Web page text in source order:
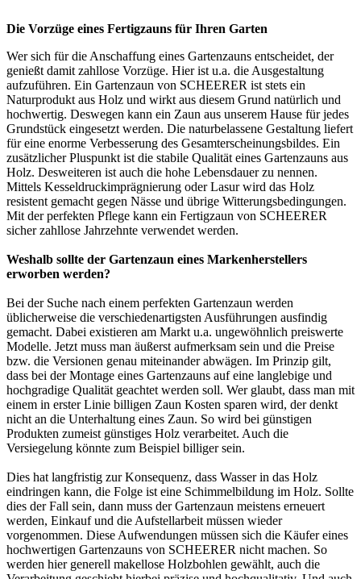
Die Vorzüge eines Fertigzauns für Ihren Garten
Wer sich für die Anschaffung eines Gartenzauns entscheidet, der
genießt damit zahllose Vorzüge. Hier ist u.a. die Ausgestaltung
aufzuführen. Ein Gartenzaun von SCHEERER ist stets ein
Naturprodukt aus Holz und wirkt aus diesem Grund natürlich und
hochwertig. Deswegen kann ein Zaun aus unserem Hause für jedes
Grundstück eingesetzt werden. Die naturbelassene Gestaltung liefert
für eine enorme Verbesserung des Gesamterscheinungsbildes. Ein
zusätzlicher Pluspunkt ist die stabile Qualität eines Gartenzauns aus
Holz. Desweiteren ist auch die hohe Lebensdauer zu nennen.
Mittels Kesseldruckimprägnierung oder Lasur wird das Holz
resistent gemacht gegen Nässe und übrige Witterungsbedingungen.
Mit der perfekten Pflege kann ein Fertigzaun von SCHEERER
sicher zahllose Jahrzehnte verwendet werden.
Weshalb sollte der Gartenzaun eines Markenherstellers
erworben werden?
Bei der Suche nach einem perfekten Gartenzaun werden
üblicherweise die verschiedenartigsten Ausführungen ausfindig
gemacht. Dabei existieren am Markt u.a. ungewöhnlich preiswerte
Modelle. Jetzt muss man äußerst aufmerksam sein und die Preise
bzw. die Versionen genau miteinander abwägen. Im Prinzip gilt,
dass bei der Montage eines Gartenzauns auf eine langlebige und
hochgradige Qualität geachtet werden soll. Wer glaubt, dass man mit
einem in erster Linie billigen Zaun Kosten sparen wird, der denkt
nicht an die Unterhaltung eines Zaun. So wird bei günstigen
Produkten zumeist günstiges Holz verarbeitet. Auch die
Versiegelung könnte zum Beispiel billiger sein.
Dies hat langfristig zur Konsequenz, dass Wasser in das Holz
eindringen kann, die Folge ist eine Schimmelbildung im Holz. Sollte
dies der Fall sein, dann muss der Gartenzaun meistens erneuert
werden, Einkauf und die Aufstellarbeit müssen wieder
vorgenommen. Diese Aufwendungen müssen sich die Käufer eines
hochwertigen Gartenzauns von SCHEERER nicht machen. So
werden hier generell makellose Holzbohlen gewählt, auch die